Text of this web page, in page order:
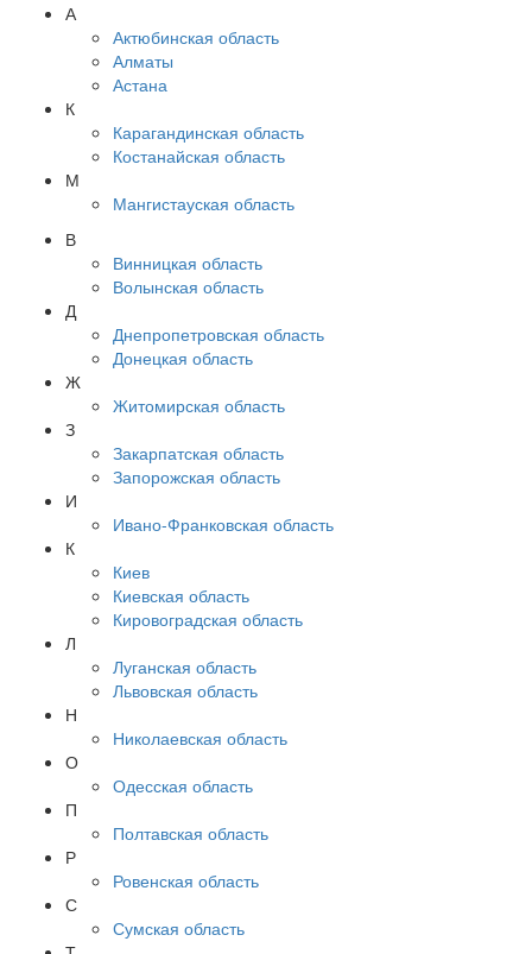
А
Актюбинская область
Алматы
Астана
К
Карагандинская область
Костанайская область
М
Мангистауская область
В
Винницкая область
Волынская область
Д
Днепропетровская область
Донецкая область
Ж
Житомирская область
З
Закарпатская область
Запорожская область
И
Ивано-Франковская область
К
Киев
Киевская область
Кировоградская область
Л
Луганская область
Львовская область
Н
Николаевская область
О
Одесская область
П
Полтавская область
Р
Ровенская область
С
Сумская область